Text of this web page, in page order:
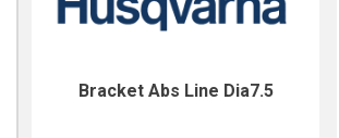
Bracket Abs Line Dia7.5